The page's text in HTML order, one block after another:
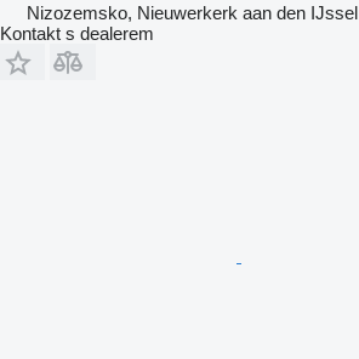
Nizozemsko, Nieuwerkerk aan den IJssel
Kontakt s dealerem